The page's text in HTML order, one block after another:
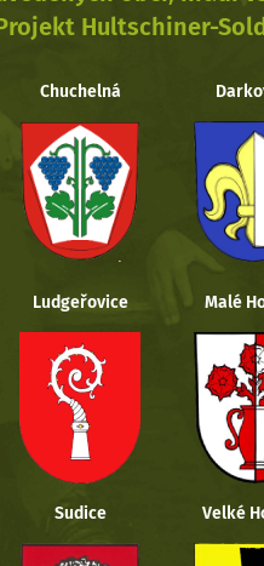
Hultschiner-
Chuchelná
Ludgeřovice Malé
Sudice Velké